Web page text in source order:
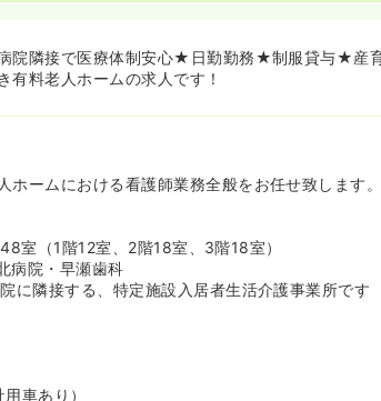
が整っております★》
、夜はご自宅でゆっくりと生活をしたい看護師様に
ることも可能でございます！
院隣接で医療体制安心★日勤勤務★制服貸与★産
料老人ホームの求人です！
ームにおける看護師業務全般をお任せ致します。
室（1階12室、2階18室、3階18室）
病院・早瀬歯科
に隣接する、特定施設入居者生活介護事業所です
車あり）